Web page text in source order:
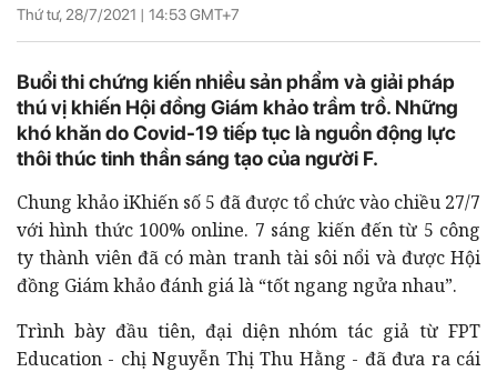
Thứ tư, 28/7/2021 | 14:53GMT+7
Buổi thi chứng kiến nhiều sản phẩm và giải pháp
thú vị khiến Hội đồng Giám khảo trầm trồ. Những
khó khăn do Covid-19 tiếp tục là nguồn động lực
thôi thúc tinh thần sáng tạo của người F.
Chung khảo iKhiến số 5 đã được tổ chức vào chiều 27/7
với hình thức 100% online. 7 sáng kiến đến từ 5 công
ty thành viên đã có màn tranh tài sôi nổi và được Hội
đồng Giám khảo đánh giá là “tốt ngang ngửa nhau”.
Trình bày đầu tiên, đại diện nhóm tác giả từ FPT
Education - chị Nguyễn Thị Thu Hằng - đã đưa ra cái